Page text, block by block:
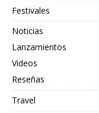
Festivales
Noticias
Lanzamientos
Videos
Reseñas
Travel